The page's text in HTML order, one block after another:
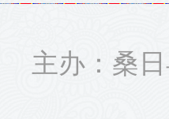
主办：桑